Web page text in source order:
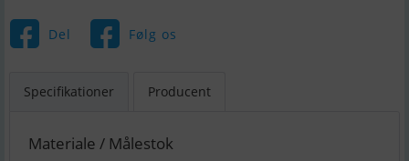
Del Følg os
Specifikationer Producent
Materiale / Målestok